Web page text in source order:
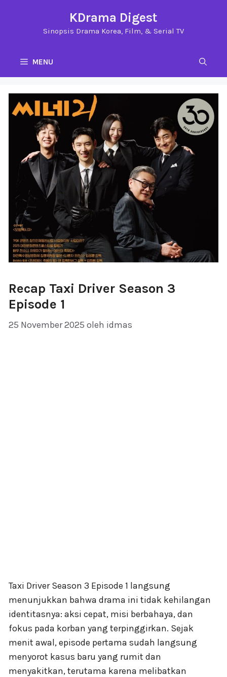
KDrama Digest
Sinopsis Drama Korea, Film, & Serial TV
MENU
Recap Taxi Driver Season 3
Episode 1
25 November 2025 oleh idmas
Taxi Driver Season 3 Episode 1 langsung
menunjukkan bahwa drama ini tidak kehilangan
identitasnya: aksi cepat, misi berbahaya, dan
fokus pada korban yang terpinggirkan. Sejak
menit awal, episode pertama sudah langsung
menyorot kasus baru yang rumit dan
menyakitkan, terutama karena melibatkan